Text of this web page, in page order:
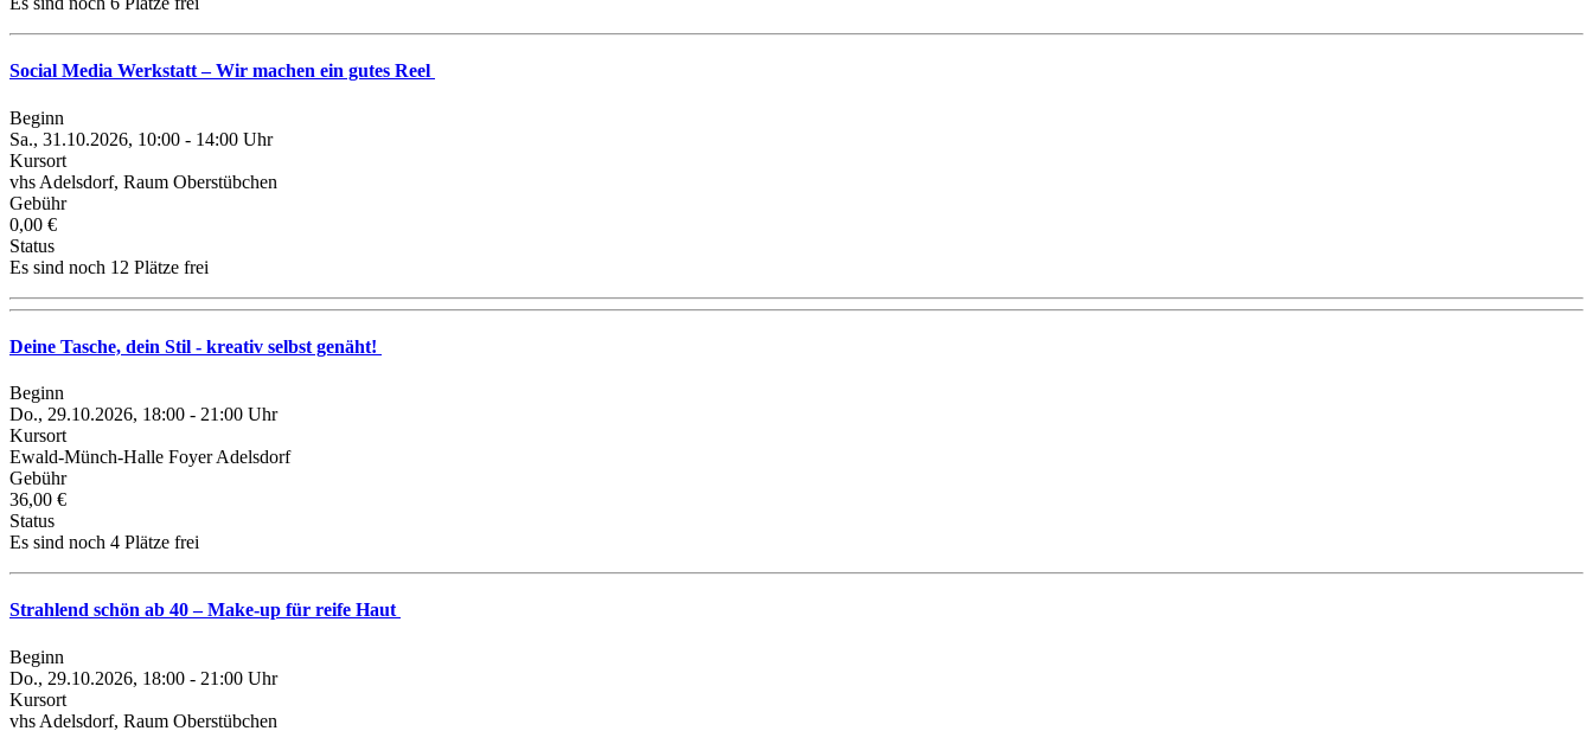
Social Media Werkstatt – Wir machen ein gutes Reel
Beginn
Sa., 31.10.2026, 10:00 - 14:00 Uhr
Kursort
vhs Adelsdorf, Raum Oberstübchen
Gebühr
0,00 €
Status
Es sind noch 12 Plätze frei
Deine Tasche, dein Stil - kreativ selbst genäht!
Beginn
Do., 29.10.2026, 18:00 - 21:00 Uhr
Kursort
Ewald-Münch-Halle Foyer Adelsdorf
Gebühr
36,00 €
Status
Es sind noch 4 Plätze frei
Strahlend schön ab 40 – Make-up für reife Haut
Beginn
Do., 29.10.2026, 18:00 - 21:00 Uhr
Kursort
vhs Adelsdorf, Raum Oberstübchen